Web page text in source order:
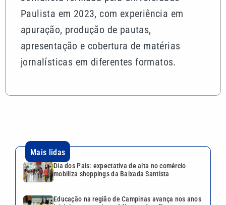
Paulista em 2023, com experiência em
apuração, produção de pautas,
apresentação e cobertura de matérias
jornalísticas em diferentes formatos.
Mais lidas
Dia dos Pais: expectativa de alta no comércio
mobiliza shoppings da Baixada Santista
Educação na região de Campinas avança nos anos